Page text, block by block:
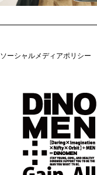
ソーシャルメディアポリシー